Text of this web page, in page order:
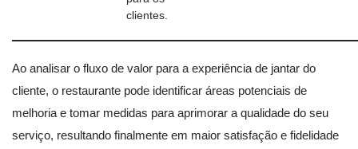
clientes.
Ao analisar o fluxo de valor para a experiência de jantar do
cliente, o restaurante pode identificar áreas potenciais de
melhoria e tomar medidas para aprimorar a qualidade do seu
serviço, resultando finalmente em maior satisfação e fidelidade